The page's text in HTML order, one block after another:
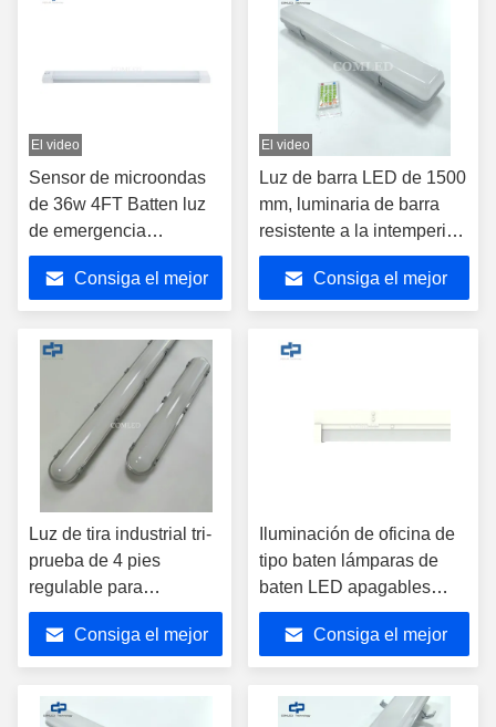
110-140lm/w, luz lineal de
emergencia.
El video
Sensor de microondas
de 36w 4FT Batten luz
de emergencia
atenuable Led Batten
Consiga el mejor
El video
Luz de barra LED de 1500
mm, luminaria de barra
resistente a la intemperie
IP65, atenuable, luces de
barra LED a prueba de
vapor adecuadas para
almacenes, pasajes
Consiga el mejor
Luz de tira industrial tri-
prueba de 4 pies
regulable para
estacionamiento,
luminaria LED
compacta, aprobación
lineal tri-prueba con
Consiga el mejor
Iluminación de oficina de
tipo baten lámparas de
baten LED apagables
18W/36W/44W
Consiga el mejor